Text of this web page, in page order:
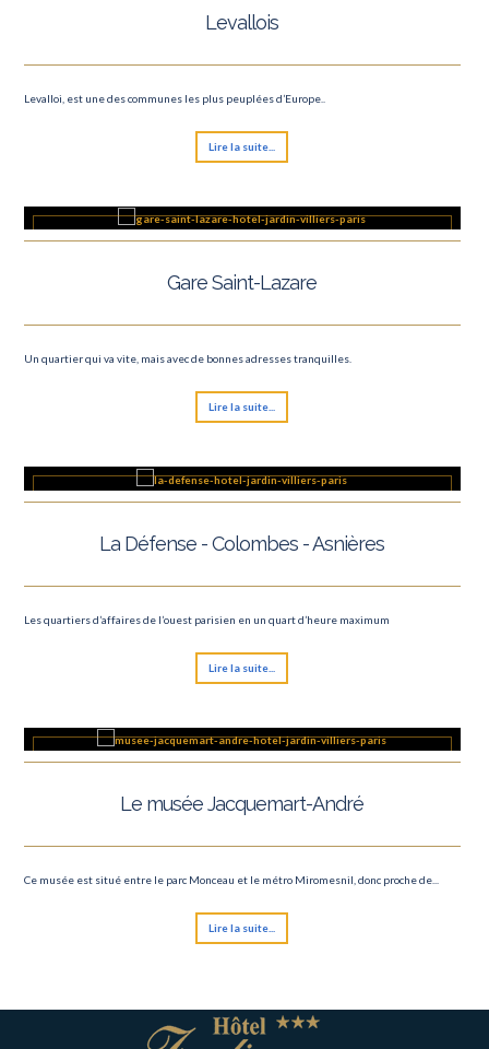
Levallois
Levalloi, est une des communes les plus peuplées d’Europe..
Lire la suite...
Gare Saint-Lazare
Un quartier qui va vite, mais avec de bonnes adresses tranquilles.
Lire la suite...
La Défense - Colombes - Asnières
Les quartiers d’affaires de l’ouest parisien en un quart d’heure maximum
Lire la suite...
Le musée Jacquemart-André
Ce musée est situé entre le parc Monceau et le métro Miromesnil, donc proche de...
Lire la suite...